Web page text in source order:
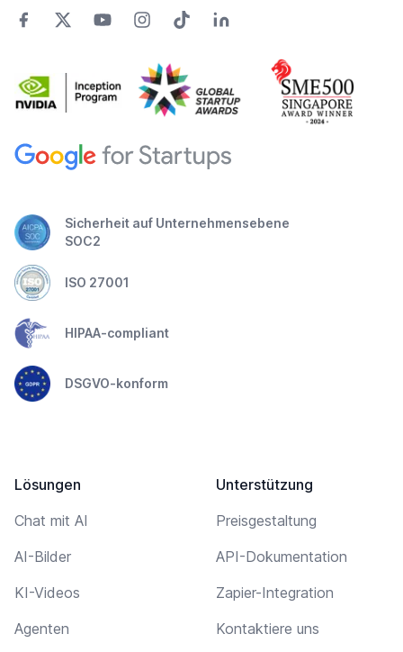
Sicherheit auf Unternehmensebene
SOC2
ISO 27001
HIPAA-compliant
DSGVO-konform
Lösungen
Chat mit AI
AI-Bilder
KI-Videos
Agenten
Unterstützung
Preisgestaltung
API-Dokumentation
Zapier-Integration
Kontaktiere uns